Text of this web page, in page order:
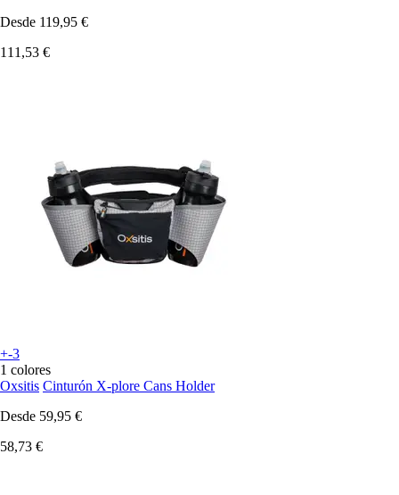
Desde 119,95 €
111,53 €
+-3
1 colores
Oxsitis Cinturón X-plore Cans Holder
Desde 59,95 €
58,73 €